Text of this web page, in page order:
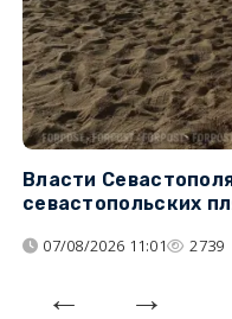
Власти
севастопольских
07/08/2026 11:01 2739